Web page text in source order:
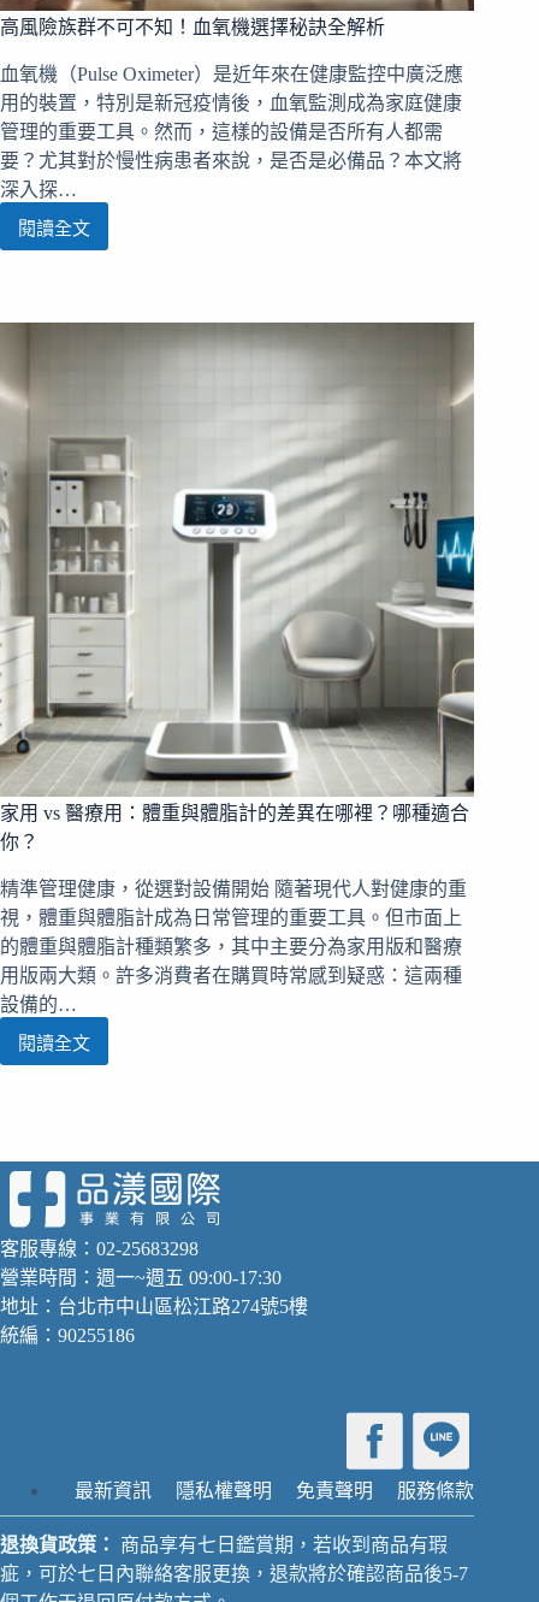
高風險族群不可不知！血氧機選擇秘訣全解析
血氧機（Pulse Oximeter）是近年來在健康監控中廣泛應
用的裝置，特別是新冠疫情後，血氧監測成為家庭健康
管理的重要工具。然而，這樣的設備是否所有人都需
要？尤其對於慢性病患者來說，是否是必備品？本文將
深入探…
閱讀全文
高
知！
血
氧
機
選
擇
秘
訣
全
解
家用 vs 醫療用：體重與體脂計的差異在哪裡？哪種適合
你？
精準管理健康，從選對設備開始 隨著現代人對健康的重
視，體重與體脂計成為日常管理的重要工具。但市面上
的體重與體脂計種類繁多，其中主要分為家用版和醫療
用版兩大類。許多消費者在購買時常感到疑惑：這兩種
設備的…
閱讀全文
家
用：
體
重
與
體
脂
計
裡？
種
適
合
客服專線：02-25683298
營業時間：週一~週五 09:00-17:30
地址：台北市中山區松江路274號5樓
統編：90255186
服務條款
免責聲明
隱私權聲明
最新資訊
退換貨政策：
商品享有七日鑑賞期，若收到商品有瑕
疵，可於七日內聯絡客服更換，退款將於確認商品後5-7